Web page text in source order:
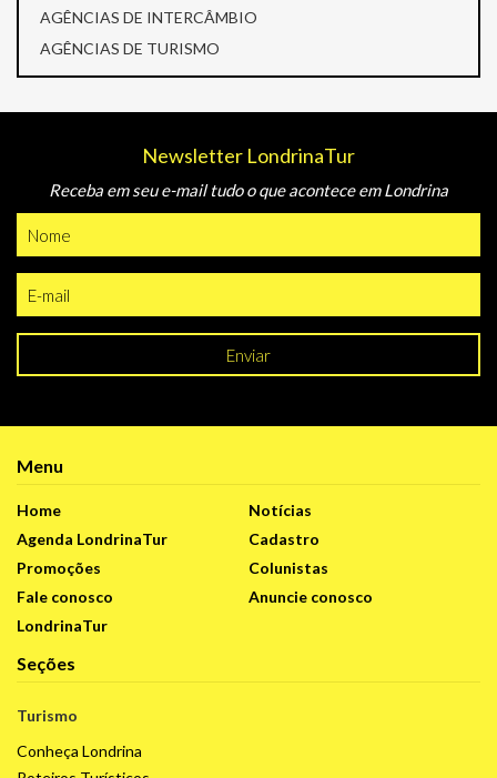
AGÊNCIAS DE INTERCÂMBIO
AGÊNCIAS DE TURISMO
Newsletter LondrinaTur
Receba em seu e-mail tudo o que acontece em Londrina
Enviar
Menu
Home
Notícias
Agenda LondrinaTur
Cadastro
Promoções
Colunistas
Fale conosco
Anuncie conosco
LondrinaTur
Seções
Turismo
Conheça Londrina